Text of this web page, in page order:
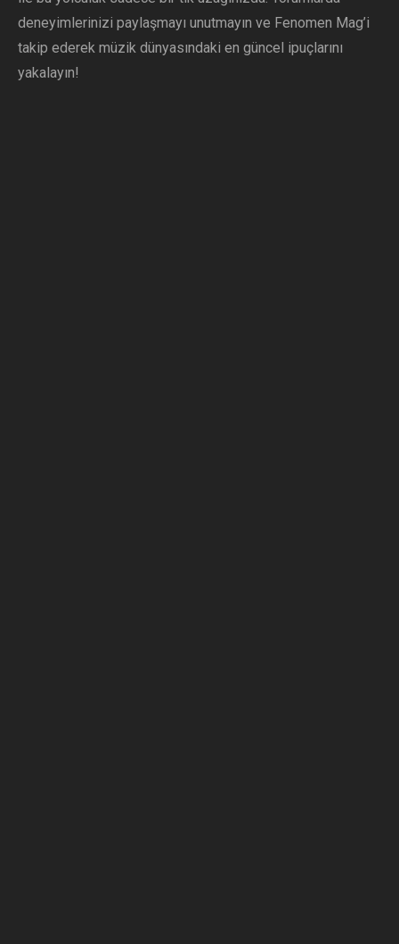
deneyimlerinizi paylaşmayı unutmayın ve Fenomen Mag’i
takip ederek müzik dünyasındaki en güncel ipuçlarını
yakalayın!